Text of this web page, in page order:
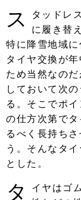
イベント
ス
タッドレ
に履き替
特に降雪地域
タイヤ交換が
ため当然なの
しておいて次
る。そこでポ
の仕方次第で
るべく長持ち
う。そんなタ
とした。
タ
イヤはゴ